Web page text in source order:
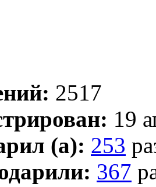
2517
19
(а): 253
367